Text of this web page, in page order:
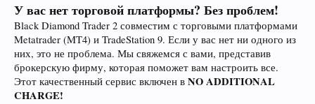
У вас нет торговой платформы? Без проблем!
Black Diamond Trader 2 совместим с торговыми платформами
Metatrader (MT4) и TradeStation 9. Если у вас нет ни одного из
них, это не проблема. Мы свяжемся с вами, представив
брокерскую фирму, которая поможет вам настроить все.
Этот качественный сервис включен в NO ADDITIONAL
CHARGE!